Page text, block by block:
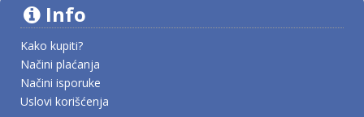
Info
Kako kupiti?
Načini plaćanja
Načini isporuke
Uslovi korišćenja